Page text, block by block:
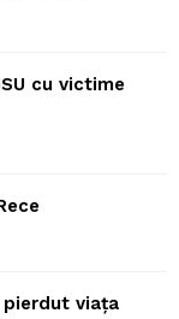
cu victime
pierdut viața